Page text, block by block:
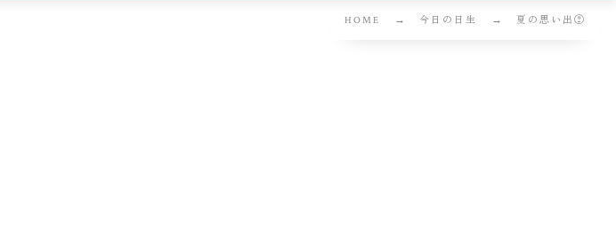
HOME 今日の日生 夏の思い出②